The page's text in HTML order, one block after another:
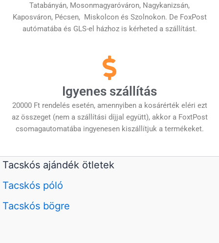
Tatabányán, Mosonmagyaróváron, Nagykanizsán,
Kaposváron, Pécsen, Miskolcon és Szolnokon. De FoxPost
autómatába és GLS-el házhoz is kérheted a szállítást.
Igyenes szállítás
20000 Ft rendelés esetén, amennyiben a kosárérték eléri ezt
az összeget (nem a szállítási díjjal együtt), akkor a FoxtPost
csomagautomatába ingyenesen kiszállítjuk a termékeket.
Tacskós ajándék ötletek
Tacskós póló
Tacskós bögre